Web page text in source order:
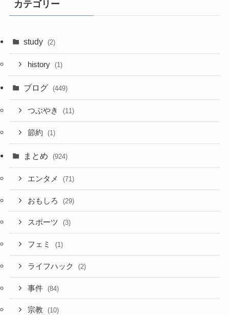
カテゴリー
study (2)
history (1)
ブログ (449)
つぶやき (11)
節約 (1)
まとめ (924)
エンタメ (71)
おもしろ (29)
スポーツ (3)
フェミ (1)
ライフハック (2)
事件 (84)
宗教 (10)